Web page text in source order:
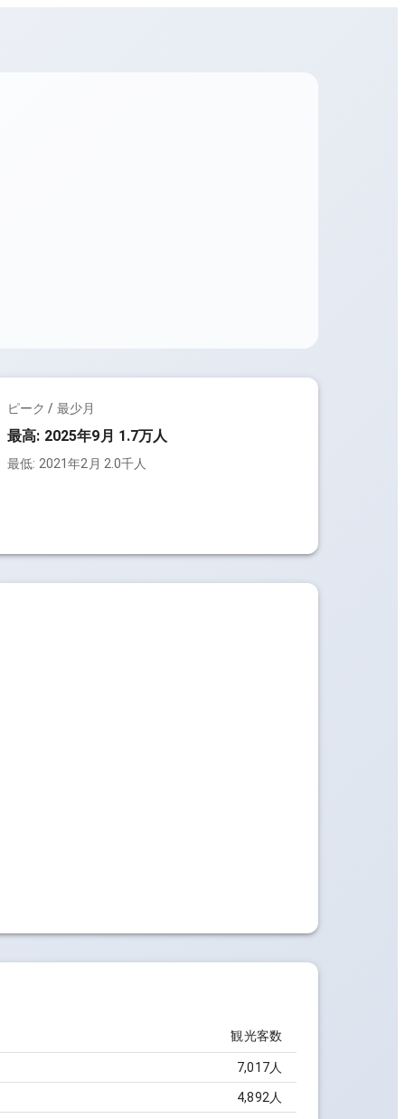
ピーク / 最少月
最高: 2025年9月 1.7万人
最低: 2021年2月 2.0千人
観光客数
7,017人
4,892 人